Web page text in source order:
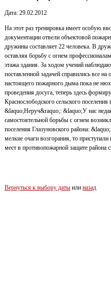
Дата: 29.02.2012
На этот раз тренировка имеет особую
документации отвели объектовой
дружины составляет 22 человека. В
оставляя борьбу с огнем
этажа здания. За ходом учений
поставленной задачей справились все
настоящего пожарного дыма пока не
проведения досуга, теперь здесь
Краснослободского сельского
&laquo;Неруч&raquo;: &laquo;У нас
самостоятельной борьбы с огнем
поселения Глазуновского района:
мелкие очаги возгорания, то
мест в противопожарной защите района
Вернуться к выбору даты или назад